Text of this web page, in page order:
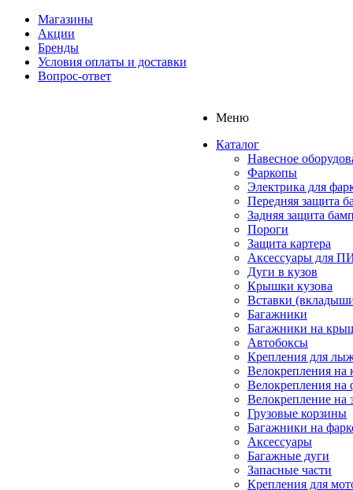
Магазины
Акции
Бренды
Условия оплаты и доставки
Вопрос-ответ
Меню
Каталог
Навесное
Фаркопы
Электрика для
Передняя защита
Задняя защита
Пороги
Защита картера
Аксессуары для
Дуги в кузов
Крышки кузова
Вставки
Багажники
Багажники на
Автобоксы
Крепления для
Велокрепления
Велокрепления на
Велокрепление на
Грузовые корзины
Багажники на
Аксессуары
Багажные дуги
Запасные части
Крепления для